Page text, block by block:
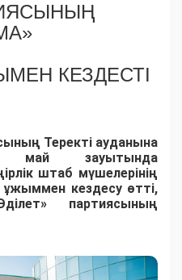
КЕЗДЕСТІ
Теректі ауданына
май зауытында
штаб мүшелерінің
кездесу өтті,
партиясының